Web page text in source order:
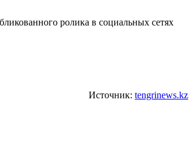
ролика в социальных сетях
Источник: tengrinews.kz